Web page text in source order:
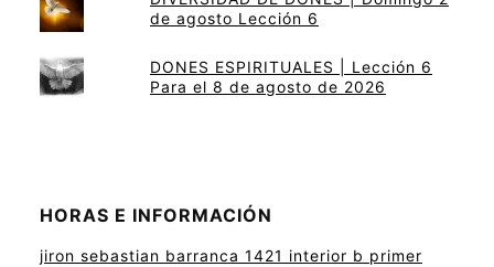
de agosto Lección 6
DONES ESPIRITUALES | Lección 6
Para el 8 de agosto de 2026
HORAS E INFORMACIÓN
jiron sebastian barranca 1421 interior b primer